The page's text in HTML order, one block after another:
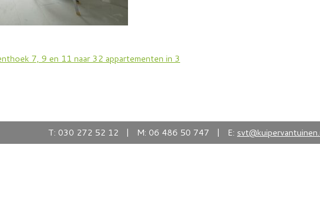
7, 9 en 11 naar 32 appartementen in 3
T: 030 272 52 12 | M: 06 486 50 747 | E: